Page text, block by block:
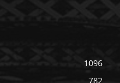
1096
782